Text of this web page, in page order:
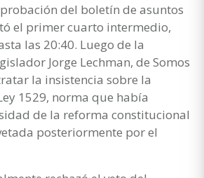
del boletín de asuntos
el primer cuarto intermedio,
las 20:40. Luego de la
Jorge Lechman, de Somos
la insistencia sobre la
1529, norma que había
de la reforma constitucional
posteriormente por el